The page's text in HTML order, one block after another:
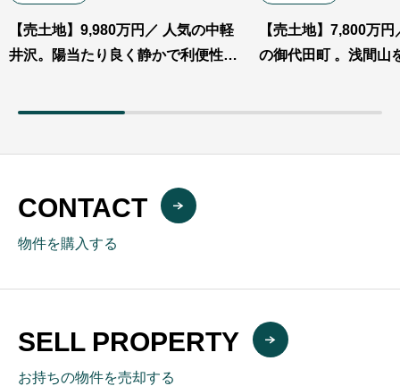
【売土地】9,980万円／ 人気の中軽
井沢。陽当たり良く静かで利便性も
【売土地】7,800万
の御代田町 。浅間山
CONTACT
物件を購入する
SELL PROPERTY
お持ちの物件を売却する